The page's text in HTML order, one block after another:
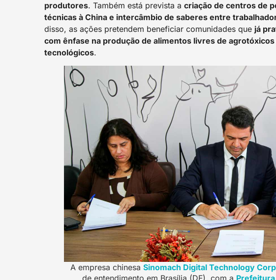
produtores. Também está prevista a criação de centros de
técnicas à China e intercâmbio de saberes entre
disso, as ações pretendem beneficiar comunidades que já
com ênfase na produção de alimentos livres de
tecnológicos.
A empresa chinesa Sinomach Digital Technology
de entendimento em Brasília (DF), com a